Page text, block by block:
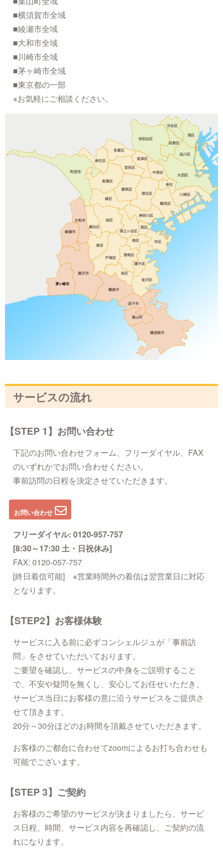
■横須賀市全域
■綾瀬市全域
■大和市全域
■川崎市全域
■茅ヶ崎市全域
■東京都の一部
※お気軽にご相談ください。
サービスの流れ
【STEP 1】お問い合わせ
下記のお問い合わせフォーム、フリーダイヤル、FAX
のいずれかでお問い合わせください。
事前訪問の日程を決定させていただきます。
お問い合わせ
フリーダイヤル: 0120-957-757
[8:30～17:30 土・日祝休み]
FAX: 0120-057-757
[終日着信可能] ※営業時間外の着信は翌営業日に対応
となります。
【STEP2】お客様体験
サービスに入る前に必ずコンシェルジュが「事前訪
問」をさせていただいております。
ご要望を確認し、サービスの中身をご説明すること
で、不安や疑問を無くし、安心してお任せいただき、
サービス当日にお客様の意に沿うサービスをご提供さ
せて頂きます。
20分～30分ほどのお時間を頂戴させていただきます。
お客様のご都合に合わせてzoomによるお打ち合わせも
可能でございます。
【STEP 3】ご契約
お客様のご希望のサービスが決まりましたら、サービ
ス日程、時間、サービス内容を再確認し、ご契約の流
れになります。